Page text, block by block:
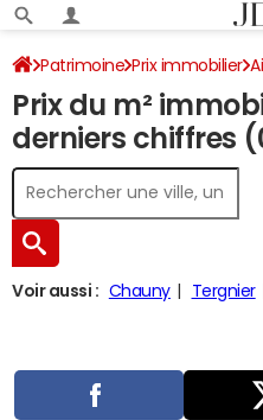
Patrimoine Prix immobilier
Prix du m²
derniers chiffres
Voir aussi : Chauny Tergnier